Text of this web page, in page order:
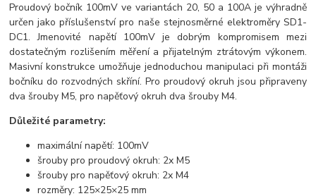
Proudový bočník 100mV ve variantách 20, 50 a 100A je výhradně
určen jako příslušenství pro naše stejnosměrné elektroměry SD1-
DC1. Jmenovité napětí 100mV je dobrým kompromisem mezi
dostatečným rozlišením měření a přijatelným ztrátovým výkonem.
Masivní konstrukce umožňuje jednoduchou manipulaci při montáži
bočníku do rozvodných skříní. Pro proudový okruh jsou připraveny
dva šrouby M5, pro napěťový okruh dva šrouby M4.
Důležité parametry:
maximální napětí: 100mV
šrouby pro proudový okruh: 2x M5
šrouby pro napěťový okruh: 2x M4
rozměry: 125×25×25 mm